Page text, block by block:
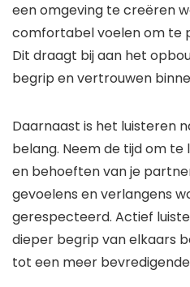
een omgeving te creëren
comfortabel voelen om te
Dit draagt bij aan het
begrip en vertrouwen
Daarnaast is het luisteren
belang. Neem de tijd om
en behoeften van je
gevoelens en verlangens
gerespecteerd. Actief
dieper begrip van elkaars
tot een meer